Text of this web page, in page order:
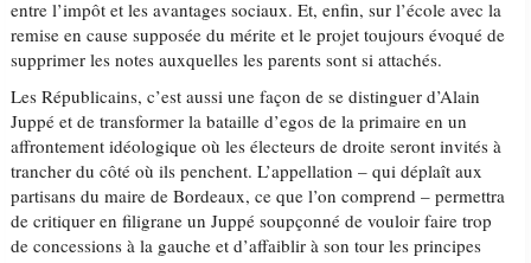
entre l’impôt et les avantages sociaux. Et, enfin, sur l’école avec la
remise en cause supposée du mérite et le projet toujours évoqué de
supprimer les notes auxquelles les parents sont si attachés.
Les Républicains, c’est aussi une façon de se distinguer d’Alain
Juppé et de transformer la bataille d’egos de la primaire en un
affrontement idéologique où les électeurs de droite seront invités à
trancher du côté où ils penchent. L’appellation – qui déplaît aux
partisans du maire de Bordeaux, ce que l’on comprend – permettra
de critiquer en filigrane un Juppé soupçonné de vouloir faire trop
de concessions à la gauche et d’affaiblir à son tour les principes